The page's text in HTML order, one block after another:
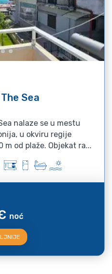
Sea
nalaze se u mestu
u okviru regije
m od plaže. Objekat ra...
noć